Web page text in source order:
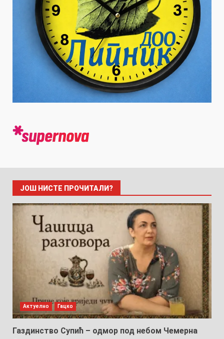
ЈОШ НИСТЕ ПРОЧИТАЛИ?
Актуелно Гацко
Газдинство Супић – одмор под небом Чемерна